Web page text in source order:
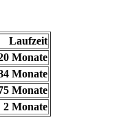
Laufzeit
Monate
Monate
Monate
2 Monate